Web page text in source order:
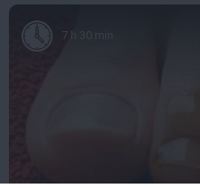
7 h 30 min